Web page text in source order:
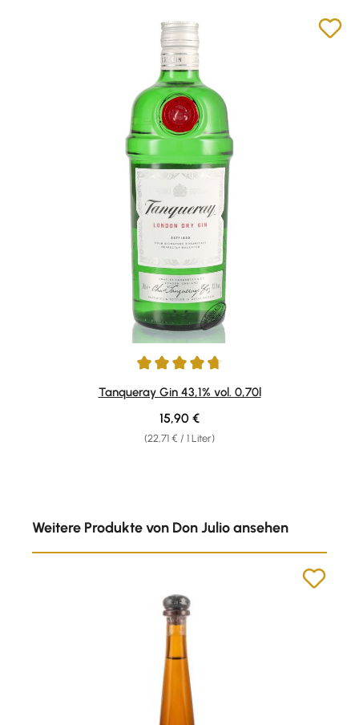
Durchschnittliche Bewertung von 4.81 von 5 Sternen
Tanqueray Gin 43,1% vol. 0,70l
(22,71 € / 1 Liter)
Regulärer Preis:
15,90 €
Weitere Produkte von Don Julio ansehen